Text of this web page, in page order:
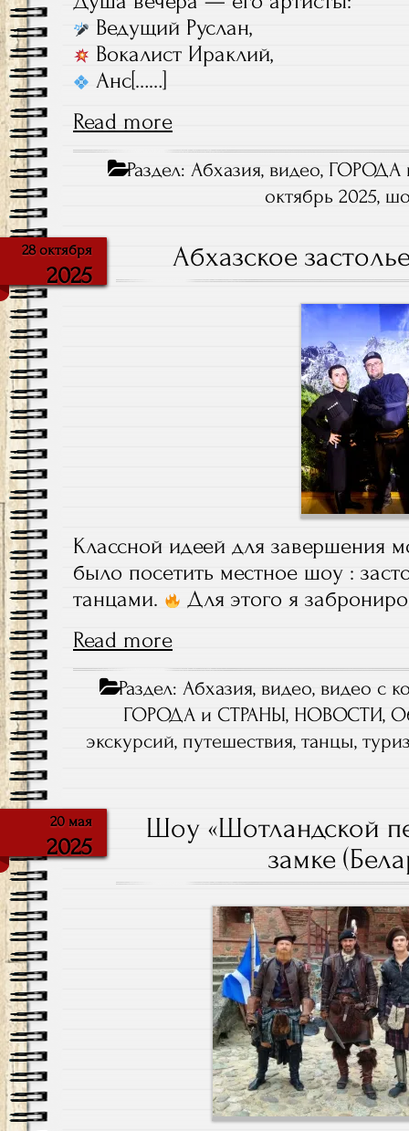
Ведущий Руслан,
Вокалист Ираклий,
Анс[……]
Read more
Раздел:Абхазия, видео, ГОРОДА
октябрь 2025,
28 октября
2025
Абхазское
Классной идеей для завершения
было посетить местное шоу :
танцами.
Для этого я
Read more
Раздел:Абхазия, видео, видео с
ГОРОДА и СТРАНЫ, НОВОСТИ,
экскурсий, путешествия,танцы,
20 мая
2025
Шоу «Шотландской
замке